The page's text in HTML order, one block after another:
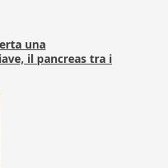
una
il pancreas tra i